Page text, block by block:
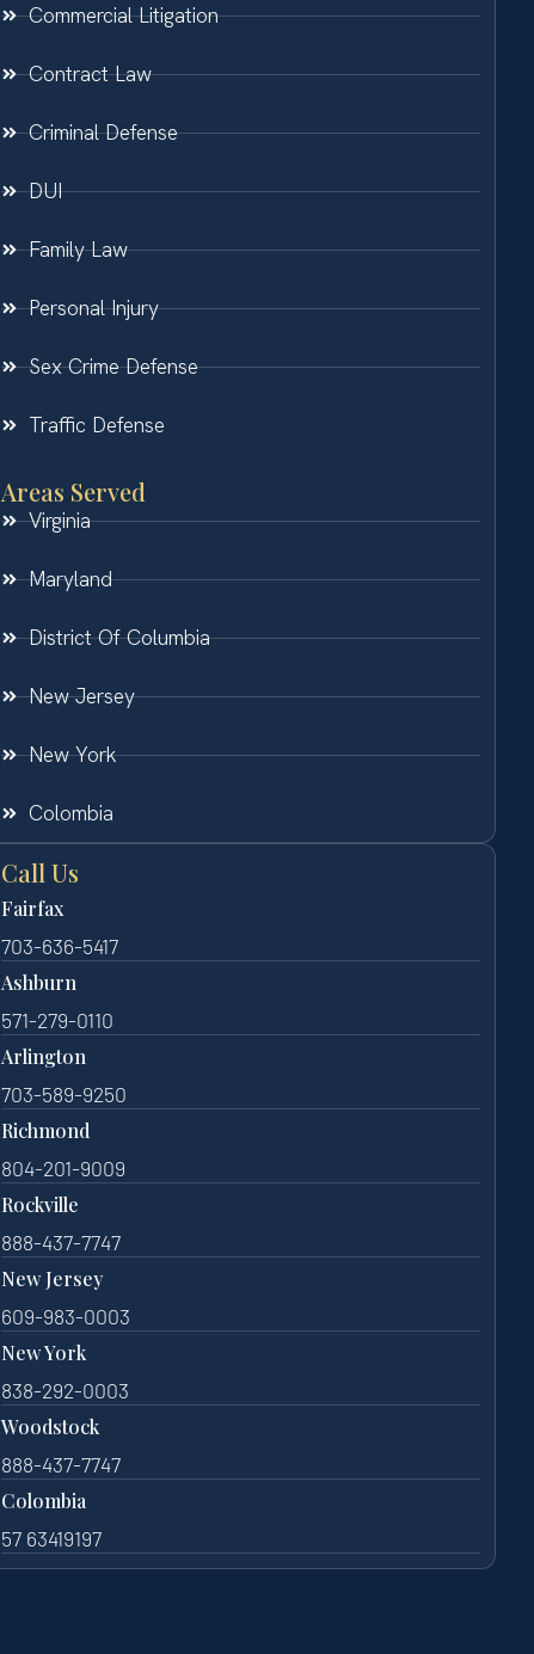
Commercial Litigation
Contract Law
Criminal Defense
DUI
Family Law
Personal Injury
Sex Crime Defense
Traffic Defense
Areas Served
Virginia
Maryland
District Of Columbia
New Jersey
New York
Colombia
Call Us
Fairfax
703-636-5417
Ashburn
571-279-0110
Arlington
703-589-9250
Richmond
804-201-9009
Rockville
888-437-7747
New Jersey
609-983-0003
New York
838-292-0003
Woodstock
888-437-7747
Colombia
57 63419197